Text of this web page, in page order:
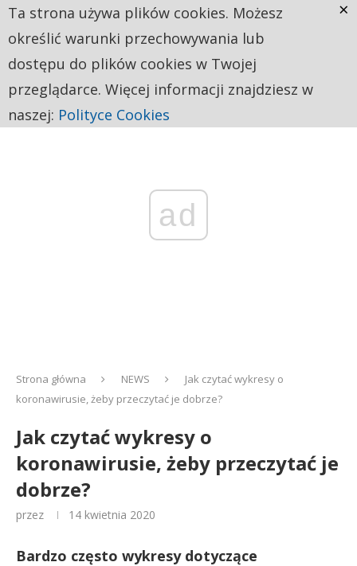
ad
Strona główna NEWS
Jak czytać wykresy o
koronawirusie, żeby przeczytać je dobrze?
Jak czytać wykresy o
koronawirusie, żeby przeczytać je
dobrze?
przez 14 kwietnia 2020
Bardzo często wykresy dotyczące
Ta strona używa plików cookies. Możesz
określić warunki przechowywania lub
dostępu do plików cookies w Twojej
przeglądarce. Więcej informacji znajdziesz w
naszej: Polityce Cookies
×